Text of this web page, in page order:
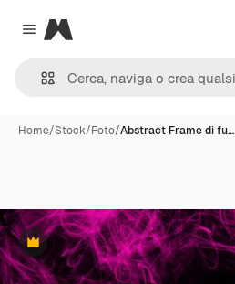
Close menu
Magnific
Home/Stock/Foto/Abstract Frame di fu…
Premium